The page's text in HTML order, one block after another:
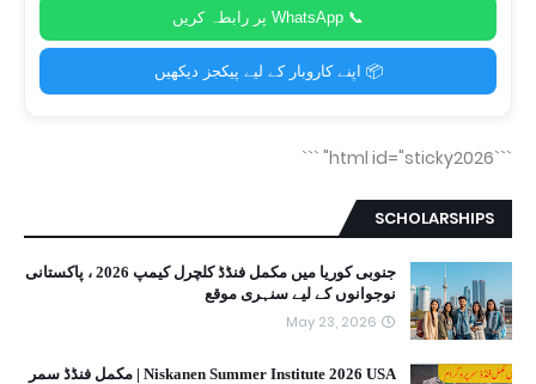
📞 WhatsApp پر رابطہ کریں
📦 اپنے کاروبار کے لیے پیکجز دیکھیں
```html id="sticky2026"
```
SCHOLARSHIPS
جنوبی کوریا میں مکمل فنڈڈ کلچرل کیمپ 2026 ، پاکستانی
نوجوانوں کے لیے سنہری موقع
May 23, 2026
Niskanen Summer Institute 2026 USA | مکمل فنڈڈ سمر